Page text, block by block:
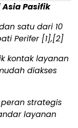
Pasifik
satu dari 10
Perifer [1],[2]
kontak layanan
diakses
strategis
layanan